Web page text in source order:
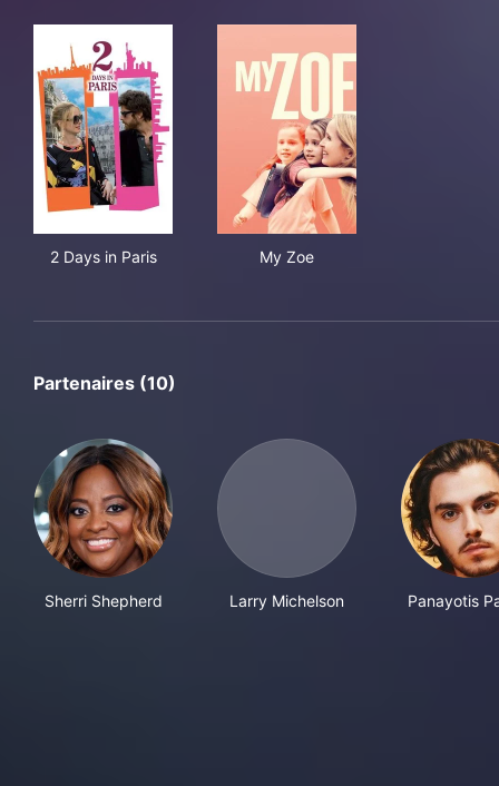
2 Days in Paris My Zoe
Partenaires (10)
Sherri Shepherd Larry Michelson Panayotis